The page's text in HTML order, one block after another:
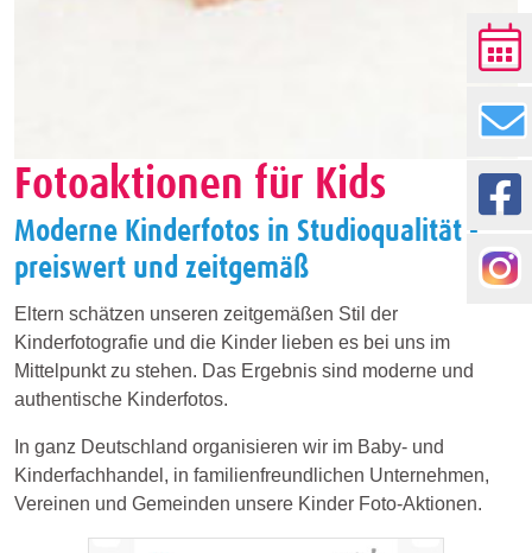
Fotoaktionen für Kids
Moderne Kinderfotos in Studioqualität -
preiswert und zeitgemäß
Eltern schätzen unseren zeitgemäßen Stil der
Kinderfotografie und die Kinder lieben es bei uns im
Mittelpunkt zu stehen. Das Ergebnis sind moderne und
authentische Kinderfotos.
In ganz Deutschland organisieren wir im Baby- und
Kinderfachhandel, in familienfreundlichen Unternehmen,
Vereinen und Gemeinden unsere Kinder Foto-Aktionen.